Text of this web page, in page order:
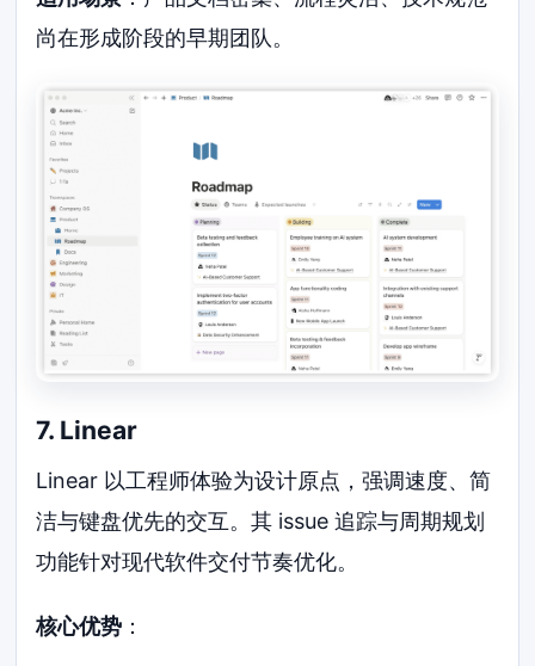
尚在形成阶段的早期团队。
7. Linear
Linear 以工程师体验为设计原点，强调速度、简
洁与键盘优先的交互。其 issue 追踪与周期规划
功能针对现代软件交付节奏优化。
核心优势 ：